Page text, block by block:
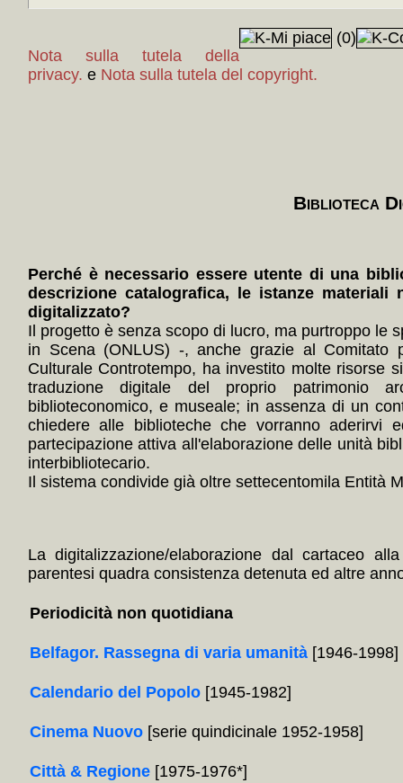
(0)
Nota sulla tutela della
privacy. e Nota sulla tutela del copyright.
Biblioteca
Perché è necessario essere utente di una
descrizione catalografica, le istanze
digitalizzato?
Il progetto è senza scopo di lucro, ma purtroppo le
in Scena (ONLUS) -, anche grazie al Comitato
Culturale Controtempo, ha investito molte risorse
traduzione digitale del proprio patrimonio
biblioteconomico, e museale; in assenza di un
chiedere alle biblioteche che vorranno aderirvi
partecipazione attiva all'elaborazione delle unità
interbibliotecario.
Il sistema condivide già oltre settecentomila Entità
La digitalizzazione/elaborazione dal cartaceo
parentesi quadra consistenza detenuta ed altre
Periodicità non quotidiana
Belfagor. Rassegna di varia umanità [1946-1998]
Calendario del Popolo [1945-1982]
Cinema Nuovo [serie quindicinale 1952-1958]
Città & Regione [1975-1976*]